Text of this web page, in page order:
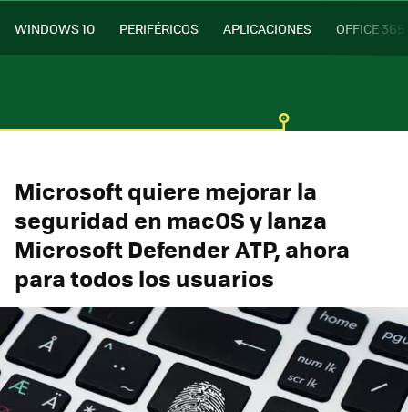
WINDOWS 10 PERIFÉRICOS APLICACIONES OFFICE 365
Microsoft quiere mejorar la
seguridad en macOS y lanza
Microsoft Defender ATP, ahora
para todos los usuarios